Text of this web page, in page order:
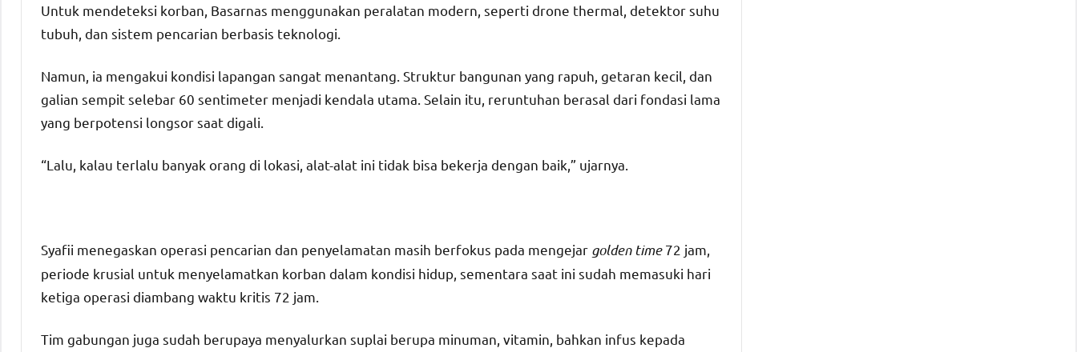
Untuk mendeteksi korban, Basarnas menggunakan peralatan modern, seperti drone thermal, detektor suhu
tubuh, dan sistem pencarian berbasis teknologi.
Namun, ia mengakui kondisi lapangan sangat menantang. Struktur bangunan yang rapuh, getaran kecil, dan
galian sempit selebar 60 sentimeter menjadi kendala utama. Selain itu, reruntuhan berasal dari fondasi lama
yang berpotensi longsor saat digali.
“Lalu, kalau terlalu banyak orang di lokasi, alat-alat ini tidak bisa bekerja dengan baik,” ujarnya.
Syafii menegaskan operasi pencarian dan penyelamatan masih berfokus pada mengejar golden time72 jam,
periode krusial untuk menyelamatkan korban dalam kondisi hidup, sementara saat ini sudah memasuki hari
ketiga operasi diambang waktu kritis 72 jam.
Tim gabungan juga sudah berupaya menyalurkan suplai berupa minuman, vitamin, bahkan infus kepada